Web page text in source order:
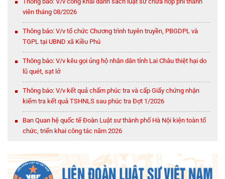
viên tháng 08/2026
Thông báo: V/v tổ chức Chương trình tuyên truyền, PBGDPL và
TGPL tại UBND xã Kiều Phú
Thông báo: V/v kêu gọi ủng hộ nhân dân tỉnh Lai Châu thiệt hại do
lũ quét, sạt lở
Thông báo: V/v kết quả chấm phúc tra và cấp Giấy chứng nhận
kiểm tra kết quả TSHNLS sau phúc tra Đợt 1/2026
Ban Quan hệ quốc tế Đoàn Luật sư thành phố Hà Nội kiện toàn tổ
chức, triển khai công tác năm 2026